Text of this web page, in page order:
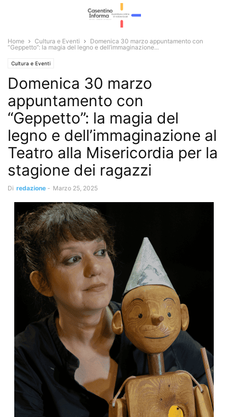
Home Cultura e Eventi
Domenica 30 marzo appuntamento con
“Geppetto”: la magia del legno e dell’immaginazione...
Cultura e Eventi
Domenica 30 marzo
appuntamento con
“Geppetto”: la magia del
legno e dell’immaginazione al
Teatro alla Misericordia per la
stagione dei ragazzi
Di redazione - Marzo 25, 2025